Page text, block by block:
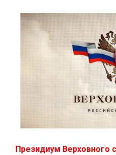
Президиум Верховного